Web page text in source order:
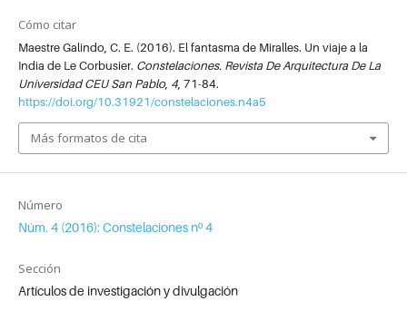
Número
Núm. 4 (2016): Constelaciones nº 4
Sección
Artículos de investigación y divulgación
Cómo citar
Maestre Galindo, C. E. (2016). El fantasma de Miralles. Un viaje a la
India de Le Corbusier. Constelaciones. Revista De Arquitectura De La
Universidad CEU San Pablo, 4, 71-84.
https://doi.org/10.31921/constelaciones.n4a5
Más formatos de cita